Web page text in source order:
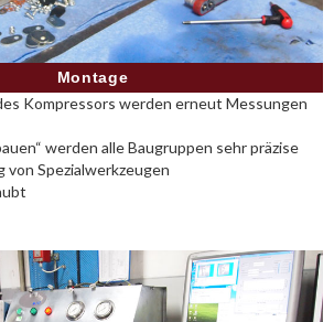
Montage
Kompressors werden erneut Messungen
werden alle Baugruppen sehr präzise
Spezialwerkzeugen